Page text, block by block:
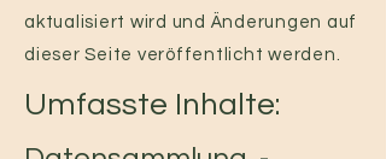
aktualisiert wird und Änderungen auf
dieser Seite veröffentlicht werden.
Umfasste Inhalte: